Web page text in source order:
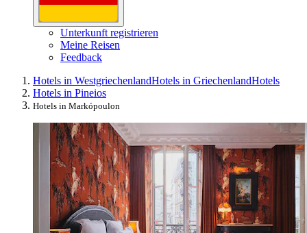
Unterkunft registrieren
Meine Reisen
Feedback
Hotels in WestgriechenlandHotels in GriechenlandHotels
Hotels in Pineios
Hotels in Markópoulon